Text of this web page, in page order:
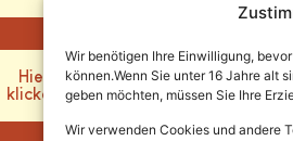
Wir benötigen Ihre Einwilligung,
können.Wenn Sie unter 16 Jahre alt
geben möchten, müssen Sie Ihre
Wir verwenden Cookies und andere
Hier
klicken